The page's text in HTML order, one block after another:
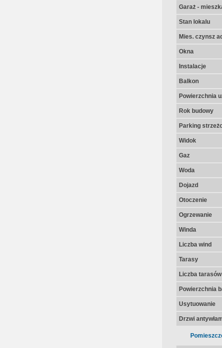
Garaż -
Stan lokalu
Mies. czynsz
Okna
Instalacje
Balkon
Powierzchnia
Rok budowy
Parking
Widok
Gaz
Woda
Dojazd
Otoczenie
Ogrzewanie
Winda
Liczba wind
Tarasy
Liczba tarasów
Powierzchnia
Usytuowanie
Drzwi